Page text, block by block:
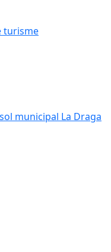
turisme
municipal La Draga